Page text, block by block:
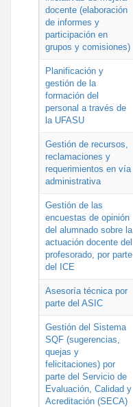
docente (elaboración
de informes y
participación en
grupos y comisiones)
Planificación y
gestión de la
formación del
personal a través de
la UFASU
Gestión de recursos,
reclamaciones y
requerimientos en vía
administrativa
Gestión de las
encuestas de opinión
del alumnado sobre la
actuación docente del
profesorado, por parte
del ICE
Asesoría técnica por
parte del ASIC
Gestión del Sistema
SQF (sugerencias,
quejas y
felicitaciones) por
parte del Servicio de
Evaluación, Calidad y
Acreditación (SECA)